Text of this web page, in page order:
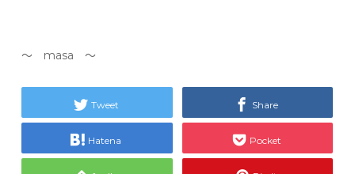
〜 masa 〜
Tweet Share
Hatena Pocket